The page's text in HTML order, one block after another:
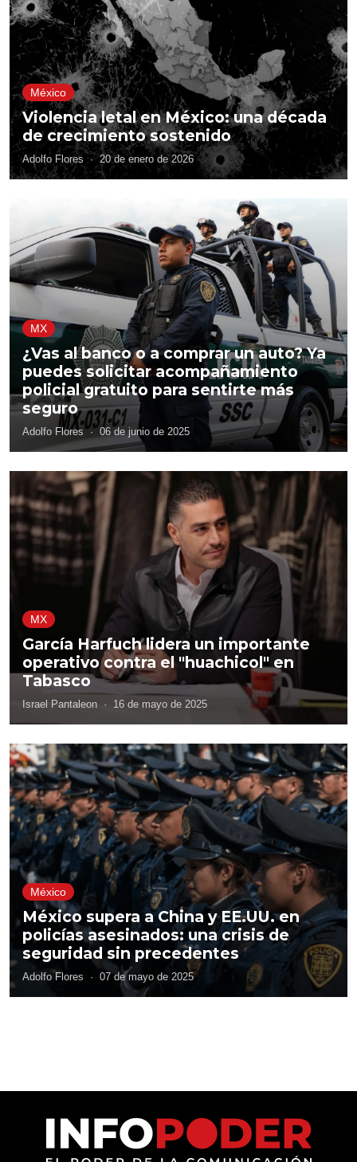
México
Violencia letal en México: una década
de crecimiento sostenido
Adolfo Flores · 20 de enero de 2026
MX
¿Vas al banco o a comprar un auto? Ya
puedes solicitar acompañamiento
policial gratuito para sentirte más
seguro
Adolfo Flores· 06 de junio de 2025
MX
García Harfuch lidera un importante
operativo contra el "huachicol" en
Tabasco
Israel Pantaleon · 16 de mayo de 2025
México
México supera a China y EE.UU. en
policías asesinados: una crisis de
seguridad sin precedentes
Adolfo Flores · 07 de mayo de 2025